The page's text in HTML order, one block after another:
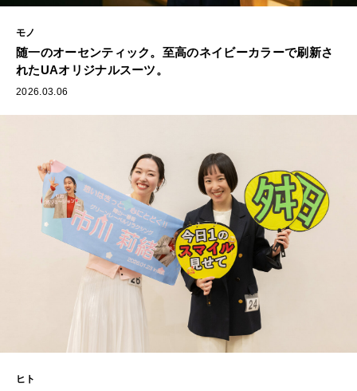
モノ
随一のオーセンティック。至高のネイビーカラーで刷新さ
れたUAオリジナルスーツ。
2026.03.06
ヒト